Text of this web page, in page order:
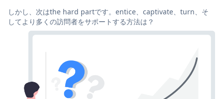
しかし、次はthe hard partです。entice、captivate、turn、そ
してより多くの訪問者をサポートする方法は？